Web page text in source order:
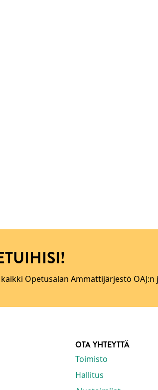
Opetusalan Ammattijärjestö OAJ:n
OTA YHTEYTTÄ
Toimisto
Hallitus